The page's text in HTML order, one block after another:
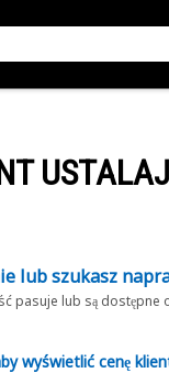
lub szukasz
pasuje lub są dostępne
wyświetlić cenę